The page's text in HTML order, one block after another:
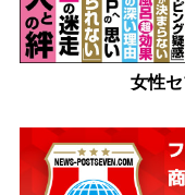
女性